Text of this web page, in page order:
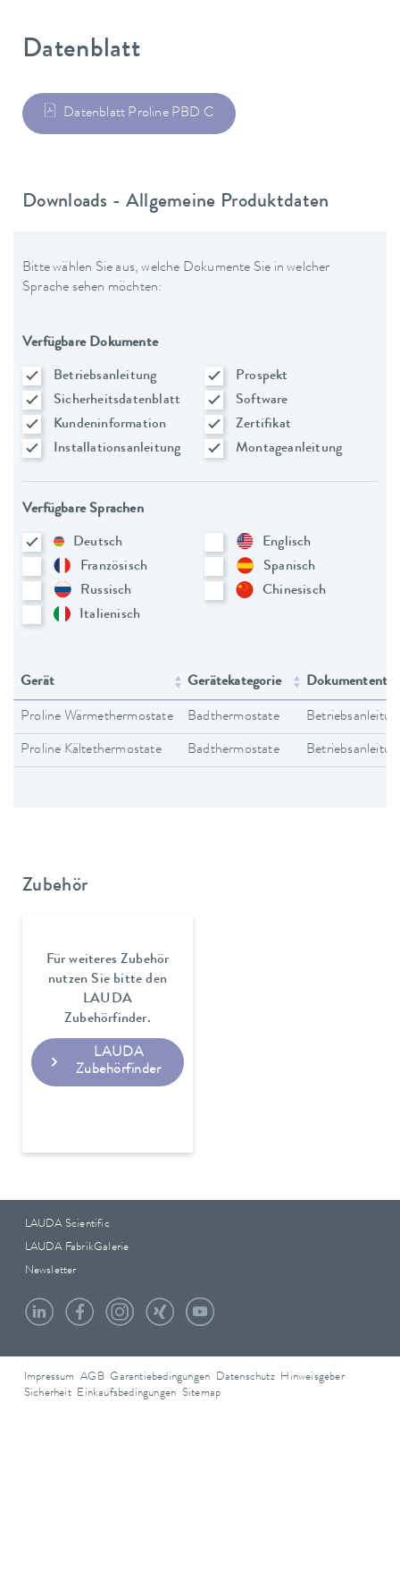
Datenblatt
Datenblatt Proline PBD C
Downloads - Allgemeine Produktdaten
Bitte wählen Sie aus, welche Dokumente Sie in welcher
Sprache sehen möchten:
Verfügbare Dokumente
Betriebsanleitung
Prospekt
Sicherheitsdatenblatt
Software
Kundeninformation
Zertifikat
Installationsanleitung
Montageanleitung
Verfügbare Sprachen
Deutsch
Englisch
Französisch
Spanisch
Russisch
Chinesisch
Italienisch
Gerät Gerätekategorie
Proline Wärmethermostate Badthermostate
Proline Kältethermostate Badthermostate
Zubehör
Für weiteres Zubehör
nutzen Sie bitte den
LAUDA
Zubehörfinder.
LAUDA
Zubehörfinder
LAUDA Scientific
LAUDA FabrikGalerie
Newsletter
Impressum AGB Garantiebedingungen Datenschutz Hinweisgeber
Sicherheit Einkaufsbedingungen Sitemap